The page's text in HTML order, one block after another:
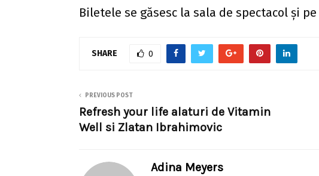
Biletele se găsesc la sala de spectacol şi pe
SHARE 0
PREVIOUS POST
Refresh your life alaturi de Vitamin
Well si Zlatan Ibrahimovic
Adina Meyers